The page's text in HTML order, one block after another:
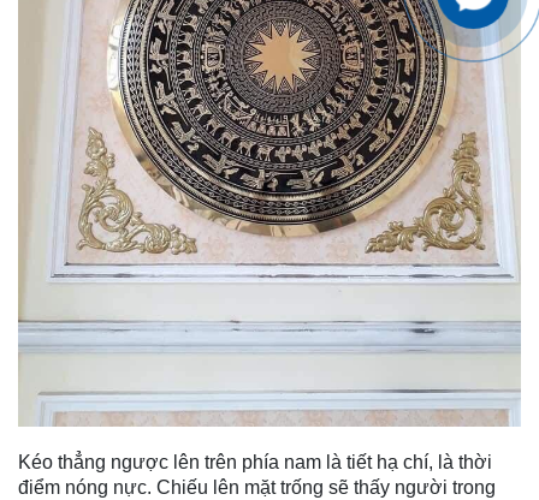
Kéo thẳng ngược lên trên phía nam là tiết hạ chí, là thời
điểm nóng nực. Chiếu lên mặt trống sẽ thấy người trong